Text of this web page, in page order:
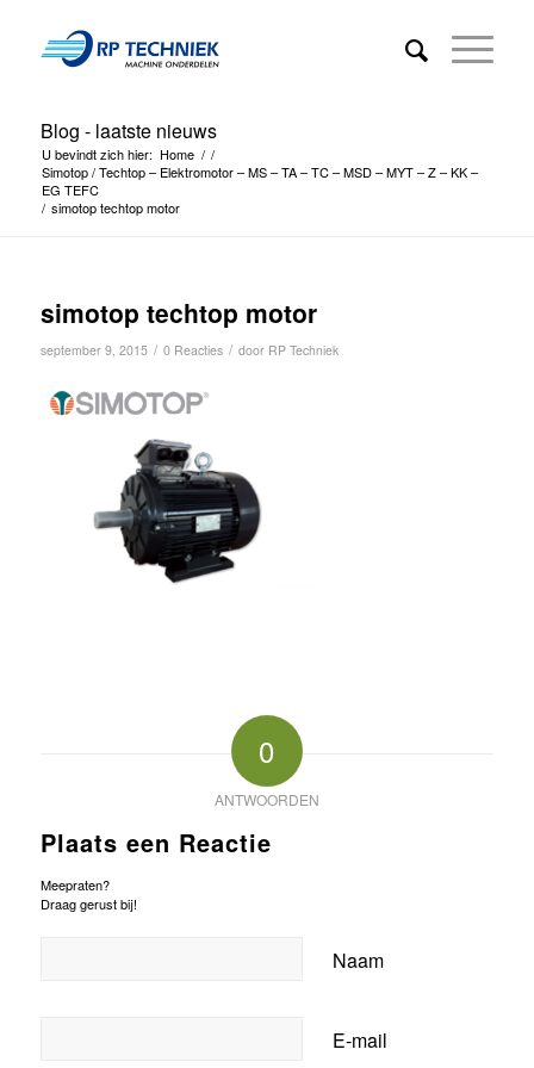
Blog - laatste nieuws
U bevindt zich hier: Home / /
Simotop / Techtop – Elektromotor – MS – TA – TC – MSD – MYT – Z – KK –
EG TEFC
/ simotop techtop motor
simotop techtop motor
september 9, 2015 / 0 Reacties / door RP Techniek
0
ANTWOORDEN
Plaats een Reactie
Meepraten?
Draag gerust bij!
Naam
E-mail